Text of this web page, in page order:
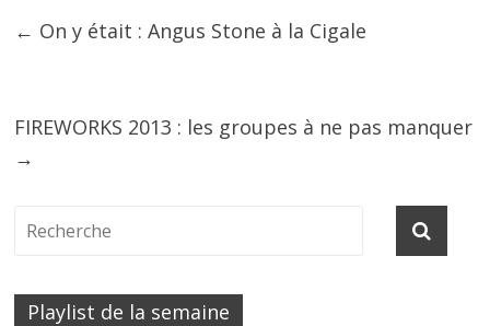
← On y était : Angus Stone à la Cigale
FIREWORKS 2013 : les groupes à ne pas manquer
→
Playlist de la semaine